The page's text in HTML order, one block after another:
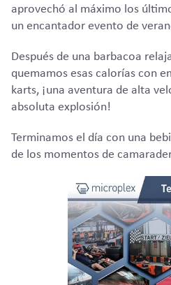
aprovechó al máximo los
un encantador evento de
Después de una barbacoa
quemamos esas calorías con
karts, ¡una aventura de alta
absoluta explosión!
Terminamos el día con una
de los momentos de